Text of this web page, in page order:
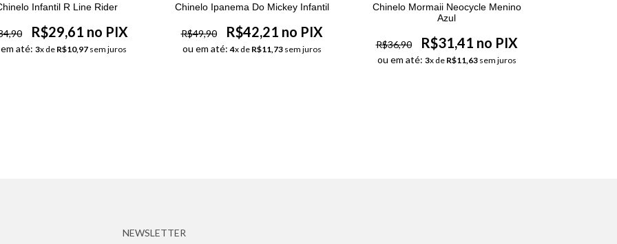
Infantil R Line Rider
R$29,61 no PIX
até: 3x de R$10,97sem juros
Chinelo Ipanema Do Mickey Infantil
R$49,90 R$42,21 no PIX
ou em até:4x de R$11,73sem juros
Chinelo Mormaii Neocycle Menino
Azul
R$36,90 R$31,41 no PIX
ou em até: 3x de R$11,63sem juros
NEWSLETTER